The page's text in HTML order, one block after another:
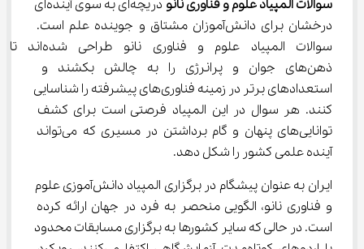
سوالات المپیاد علوم و فناوری نانو
دریچه‌ای به سوی آینده‌ای
درخشان برای دانش‌آموزان مشتاق و جوینده علم است.
سوالات المپیاد علوم و فناوری نانو طراحی شده‌اند تا
ذهن‌های جوان و پرانرژی را به چالش بکشند و
استعدادهای برتر در زمینه فناوری‌های پیشرفته را شناسایی
کنند. هر سوال در این المپیاد فرصتی است برای کشف
توانایی‌های پنهان و گام برداشتن در مسیری که می‌تواند
آینده علمی کشور را شکل دهد.
ایران به عنوان پیشگام در برگزاری المپیاد دانش‌آموزی علوم
و فناوری نانو، الگویی منحصر به فرد در جهان ارائه کرده
است. در حالی که سایر کشورها به برگزاری مسابقات محدود